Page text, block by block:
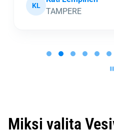
KL
TAMPERE
0
Miksi valita